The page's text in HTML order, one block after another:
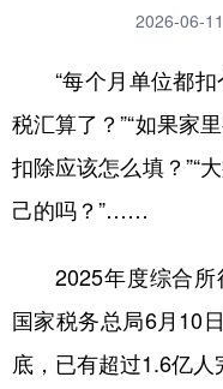
科技 科创
文化 书画
食品 人居
学术中国 乡村振
2026-06-
“每个月单位都扣
税汇算了？”“如果家
扣除应该怎么填？”“
己的吗？”……
2025年度综合所
国家税务总局6月10
底，已有超过1.6亿